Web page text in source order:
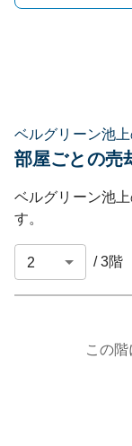
ベルグリーン池
部屋ごとの売
ベルグリーン池上
す。
/3階
この